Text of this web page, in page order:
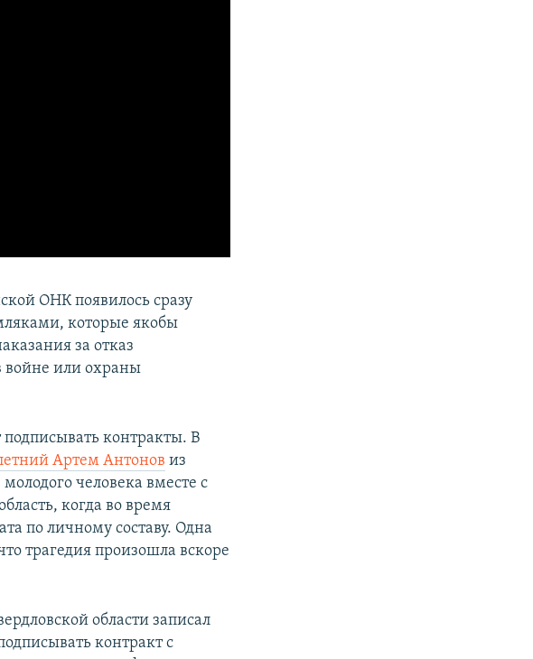
ОНК появилось сразу
которые якобы
за отказ
войне или охраны
контракты. В
Артем Антонов из
человека вместе с
когда во время
по личному составу. Одна
трагедия произошла вскоре
области записал
контракт с